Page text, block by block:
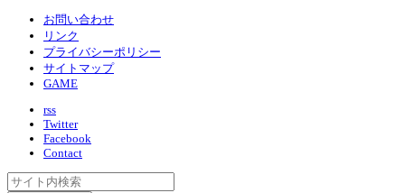
お問い合わせ
リンク
プライバシーポリシー
サイトマップ
GAME
rss
Twitter
Facebook
Contact